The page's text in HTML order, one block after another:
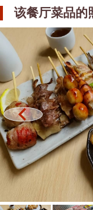
螃蟹
御好烧/天妇罗
丼（米饭）
自助餐
米其林
牛排
油炸食品
日式火锅
烤串/烤内脏
传统日本餐厅
奇隆
邦纳
很多的
乌东苏克
是拉差
暹罗天地
中央世界
暖武里府
清迈
拉差帕拉
该餐厅菜品的